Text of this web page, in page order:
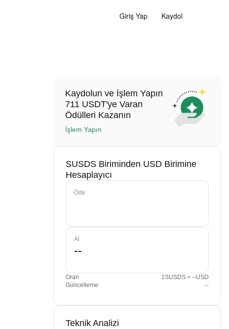
Giriş Yap Kaydol
Kaydolun ve İşlem Yapın
711 USDT'ye Varan
Ödülleri Kazanın
İşlem Yapın
SUSDS Biriminden USD Birimine
Hesaplayıcı
Öde
Al
Oran
1SUSDS = --USD
Güncelleme
--
Teknik Analizi